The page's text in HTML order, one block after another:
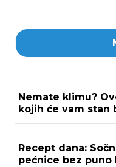
Nemate klimu?
kojih će vam stan
Recept dana:
pećnice bez puno